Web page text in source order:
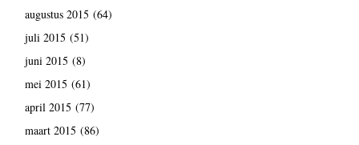
augustus 2015 (64)
juli 2015 (51)
juni 2015 (8)
mei 2015 (61)
april 2015 (77)
maart 2015 (86)